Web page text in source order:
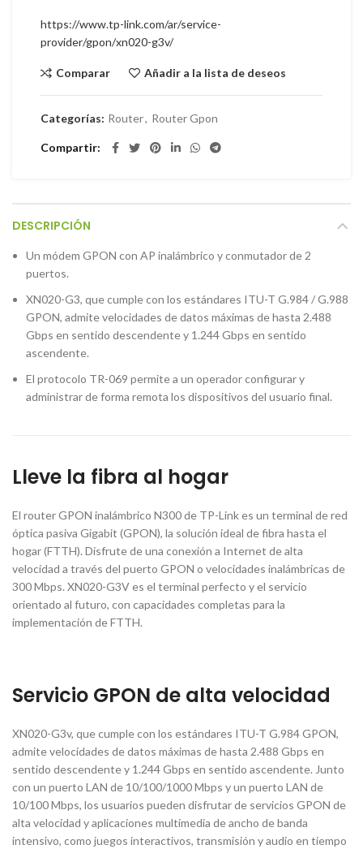
https://www.tp-link.com/ar/service-
provider/gpon/xn020-g3v/
Comparar Añadir a la lista de deseos
Categorías: Router, Router Gpon
Compartir
DESCRIPCIÓN
Un módem GPON con AP inalámbrico y conmutador de 2
puertos.
XN020-G3, que cumple con los estándares ITU-T G.984 / G.988
GPON, admite velocidades de datos máximas de hasta 2.488
Gbps en sentido descendente y 1.244 Gbps en sentido
ascendente.
El protocolo TR-069 permite a un operador configurar y
administrar de forma remota los dispositivos del usuario final.
Lleve la fibra al hogar
El router GPON inalámbrico N300 de TP-Link es un terminal de red
óptica pasiva Gigabit (GPON), la solución ideal de fibra hasta el
hogar (FTTH). Disfrute de una conexión a Internet de alta
velocidad a través del puerto GPON o velocidades inalámbricas de
300 Mbps. XN020-G3V es el terminal perfecto y el servicio
orientado al futuro, con capacidades completas para la
implementación de FTTH.
Servicio GPON de alta velocidad
XN020-G3v, que cumple con los estándares ITU-T G.984 GPON,
admite velocidades de datos máximas de hasta 2.488 Gbps en
sentido descendente y 1.244 Gbps en sentido ascendente. Junto
con un puerto LAN de 10/100/1000 Mbps y un puerto LAN de
10/100 Mbps, los usuarios pueden disfrutar de servicios GPON de
alta velocidad y aplicaciones multimedia de ancho de banda
intensivo, como juegos interactivos, transmisión y audio en tiempo